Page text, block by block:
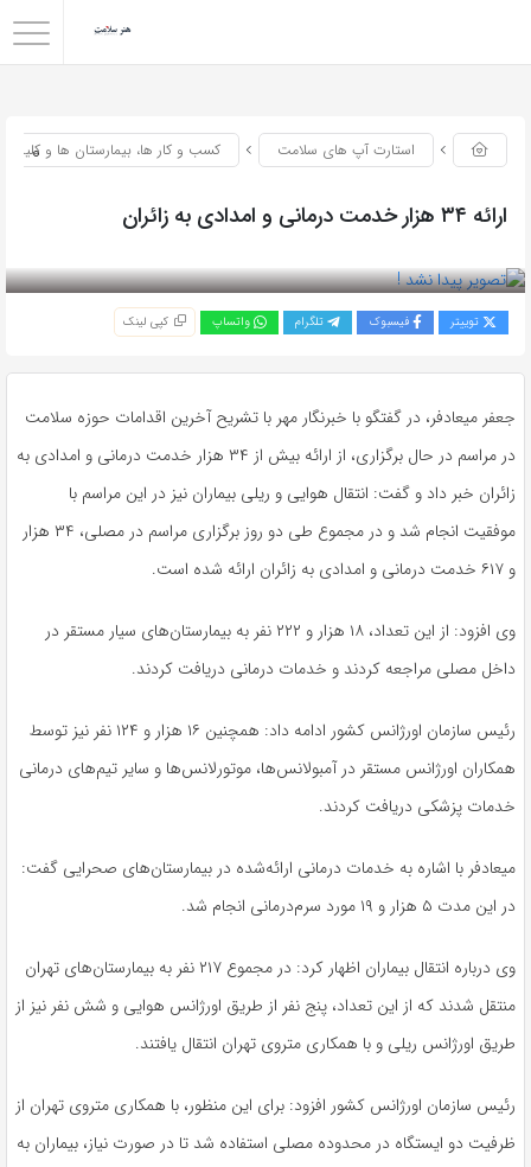
0 استارت آپ های سلامت کسب و کار ها، بیمارستان ها و
ارائه ۳۴ هزار خدمت درمانی و امدادی به زائران
توییتر فیسبوک تلگرام واتساپ کپی لینک
جعفر میعادفر، در گفتگو با خبرنگار مهر با تشریح آخرین اقدامات حوزه سلامت
در مراسم در حال برگزاری، از ارائه بیش از ۳۴ هزار خدمت درمانی و امدادی به
زائران خبر داد و گفت: انتقال هوایی و ریلی بیماران نیز در این مراسم با
موفقیت انجام شد و در مجموع طی دو روز برگزاری مراسم در مصلی، ۳۴ هزار
و ۶۱۷ خدمت درمانی و امدادی به زائران ارائه شده است.
وی افزود: از این تعداد، ۱۸ هزار و ۲۲۲ نفر به بیمارستان‌های سیار مستقر در
داخل مصلی مراجعه کردند و خدمات درمانی دریافت کردند.
رئیس سازمان اورژانس کشور ادامه داد: همچنین ۱۶ هزار و ۱۲۴ نفر نیز توسط
همکاران اورژانس مستقر در آمبولانس‌ها، موتورلانس‌ها و سایر تیم‌های درمانی
خدمات پزشکی دریافت کردند.
میعادفر با اشاره به خدمات درمانی ارائه‌شده در بیمارستان‌های صحرایی گفت:
در این مدت ۵ هزار و ۱۹ مورد سرم‌درمانی انجام شد.
وی درباره انتقال بیماران اظهار کرد: در مجموع ۲۱۷ نفر به بیمارستان‌های تهران
منتقل شدند که از این تعداد، پنج نفر از طریق اورژانس هوایی و شش نفر نیز از
طریق اورژانس ریلی و با همکاری متروی تهران انتقال یافتند.
رئیس سازمان اورژانس کشور افزود: برای این منظور، با همکاری متروی تهران از
ظرفیت دو ایستگاه در محدوده مصلی استفاده شد تا در صورت نیاز، بیماران به